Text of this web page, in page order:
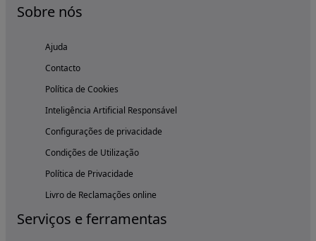
Sobre nós
Ajuda
Contacto
Política de Cookies
Inteligência Artificial Responsável
Configurações de privacidade
Condições de Utilização
Política de Privacidade
Livro de Reclamações online
Serviços e ferramentas